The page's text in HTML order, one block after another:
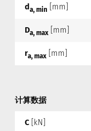
da, min [mm]
Da, max [mm]
ra, max [mm]
计算数据
C [kN]